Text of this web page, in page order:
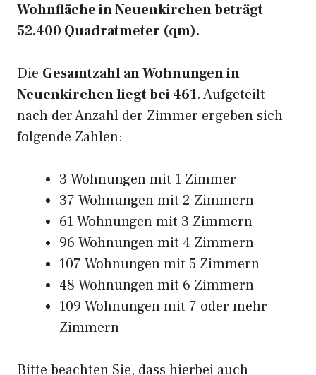
Wohnfläche in Neuenkirchen beträgt
52.400 Quadratmeter (qm).
Die Gesamtzahl an Wohnungen in
Neuenkirchen liegt bei 461. Aufgeteilt
nach der Anzahl der Zimmer ergeben sich
folgende Zahlen:
3 Wohnungen mit 1 Zimmer
37 Wohnungen mit 2 Zimmern
61 Wohnungen mit 3 Zimmern
96 Wohnungen mit 4 Zimmern
107 Wohnungen mit 5 Zimmern
48 Wohnungen mit 6 Zimmern
109 Wohnungen mit 7 oder mehr
Zimmern
Bitte beachten Sie, dass hierbei auch